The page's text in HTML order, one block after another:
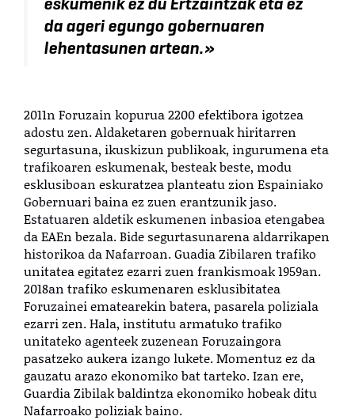
da ageri egungo gobernuaren
lehentasunen artean.»
2011n Foruzain kopurua 2200 efektibora igotzea
adostu zen. Aldaketaren gobernuak hiritarren
segurtasuna, ikuskizun publikoak, ingurumena eta
trafikoaren eskumenak, besteak beste, modu
esklusiboan eskuratzea planteatu zion Espainiako
Gobernuari baina ez zuen erantzunik jaso.
Estatuaren aldetik eskumenen inbasioa etengabea
da EAEn bezala. Bide segurtasunarena aldarrikapen
historikoa da Nafarroan. Guadia Zibilaren trafiko
unitatea egitatez ezarri zuen frankismoak 1959an.
2018an trafiko eskumenaren esklusibitatea
Foruzainei ematearekin batera, pasarela poliziala
ezarri zen. Hala, institutu armatuko trafiko
unitateko agenteek zuzenean Foruzaingora
pasatzeko aukera izango lukete. Momentuz ez da
gauzatu arazo ekonomiko bat tarteko. Izan ere,
Guardia Zibilak baldintza ekonomiko hobeak ditu
Nafarroako poliziak baino.